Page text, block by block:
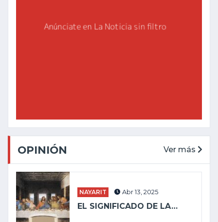
OPINIÓN Ver más
NAYARIT Abr 13, 2025
EL SIGNIFICADO DE LA…